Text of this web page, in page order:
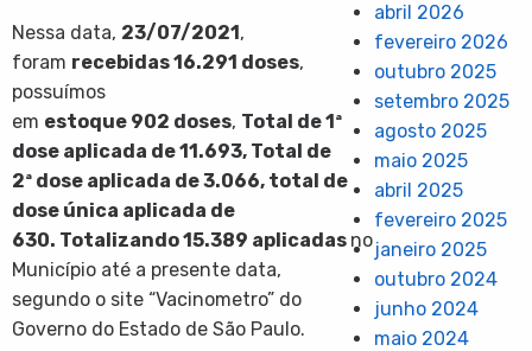
Nessa data, 23/07/2021 ,
foram recebidas16.291 doses,
possuímos
em estoque 902 doses, Total de 1ª
dose aplicada de11.693, Total de
2ª dose aplicada de3.066, total de
dose única aplicada de
630. Totalizando15.389 aplicadas no
Município até a presente data,
segundo o site “Vacinometro” do
Governo do Estado de São Paulo.
abril 2026
fevereiro 2026
outubro 2025
setembro 2025
agosto 2025
maio 2025
abril 2025
fevereiro 2025
janeiro 2025
outubro 2024
junho 2024
maio 2024